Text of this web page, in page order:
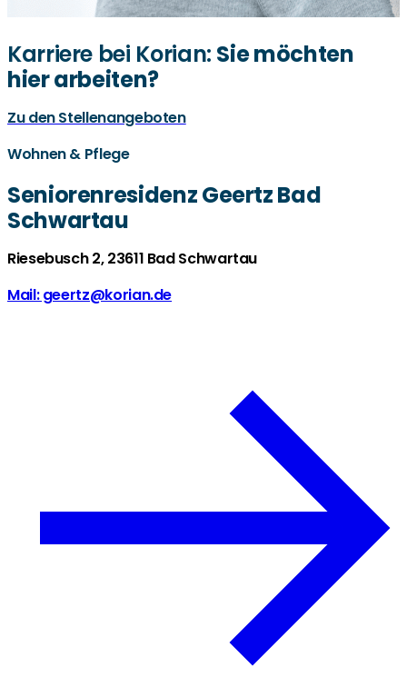
Karriere bei Korian: Sie möchten
hier arbeiten?
Zu den Stellenangeboten
Wohnen & Pflege
Seniorenresidenz Geertz Bad
Schwartau
Riesebusch 2, 23611 Bad Schwartau
Mail: geertz@korian.de